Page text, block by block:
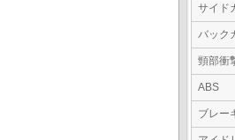
サイド
バック
頸部衝
ABS
ブレー